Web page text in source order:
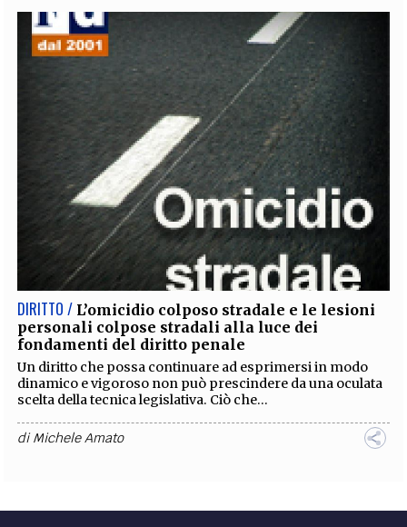
DIRITTO / L’omicidio colposo stradale e le lesioni
personali colpose stradali alla luce dei
fondamenti del diritto penale
Un diritto che possa continuare ad esprimersi in modo
dinamico e vigoroso non può prescindere da una oculata
scelta della tecnica legislativa. Ciò che...
diMichele Amato
del danno non patrimoniale deve tenere conto